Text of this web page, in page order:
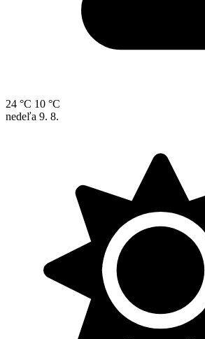
24 °C 10 °C
nedeľa 9. 8.